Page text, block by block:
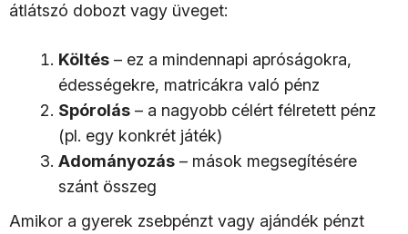
átlátszó dobozt vagy üveget:
Költés – ez a mindennapi apróságokra,
édességekre, matricákra való pénz
Spórolás – a nagyobb célért félretett pénz
(pl. egy konkrét játék)
Adományozás – mások megsegítésére
szánt összeg
Amikor a gyerek zsebpénzt vagy ajándék pénzt